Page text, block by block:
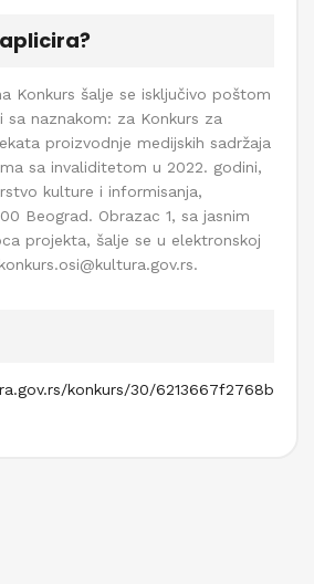
Konkurs šalje se isključivo poštom
sa naznakom: za Konkurs za
proizvodnje medijskih sadržaja
sa invaliditetom u 2022. godini,
kulture i informisanja,
Beograd. Obrazac 1, sa jasnim
projekta, šalje se u elektronskoj
konkurs/30/6213667f2768b